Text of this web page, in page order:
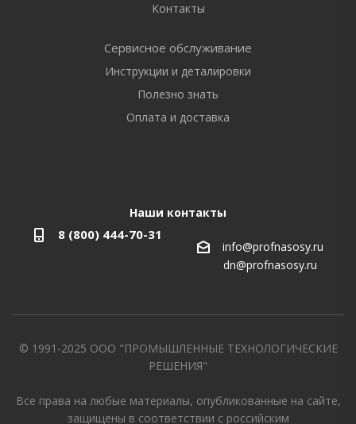
Контакты
Сервисное обслуживание
Инструкции и деталировки
Полезно знать
Оплата и доставка
Наши контакты
8 (800) 444-70-31
info@profnasosy.ru
dn@profnasosy.ru
© 1991-2025 ООО "ПРОМЫШЛЕННЫЕ ТЕХНОЛОГИЧЕСКИЕ
РЕШЕНИЯ"
Все права на любые материалы, опубликованные на сайте,
защищены в соответствии с российским